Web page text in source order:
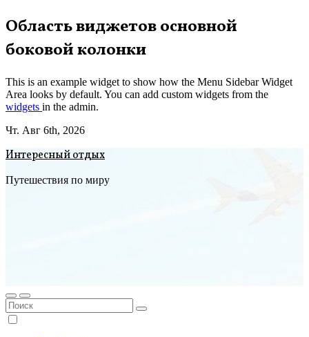
Перейти
к
содержимому
Область виджетов основной
боковой колонки
This is an example widget to show how the Menu Sidebar Widget
Area looks by default. You can add custom widgets from the
widgets in the admin.
Чт. Авг 6th, 2026
Интересный отдых
Путешествия по миру